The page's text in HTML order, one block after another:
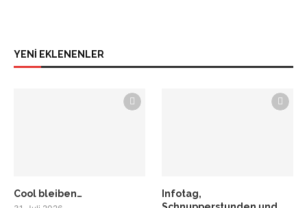
YENİ EKLENENLER
Cool bleiben…
Infotag,